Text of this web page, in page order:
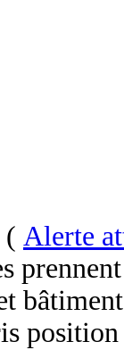
( Alerte